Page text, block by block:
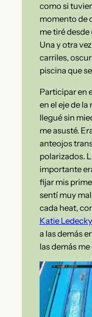
como si
momento de
me tiré
Una y otra
carriles,
piscina que
Participar en
en el eje de la
llegué sin
me asusté.
anteojos
polarizados.
importante
fijar mis
sentí muy
cada heat,
Katie
a las demás
las demás